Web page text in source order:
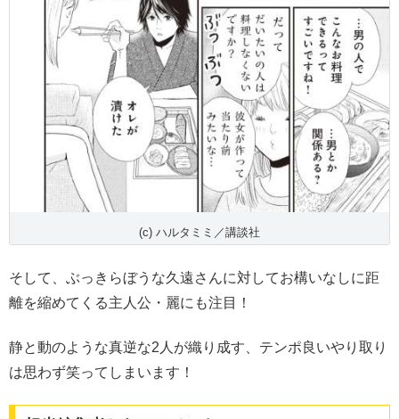
(c) ハルタミミ／講談社
そして、ぶっきらぼうな久遠さんに対してお構いなしに距
離を縮めてくる主人公・麗にも注目！
静と動のような真逆な2人が織り成す、テンポ良いやり取り
は思わず笑ってしまいます！